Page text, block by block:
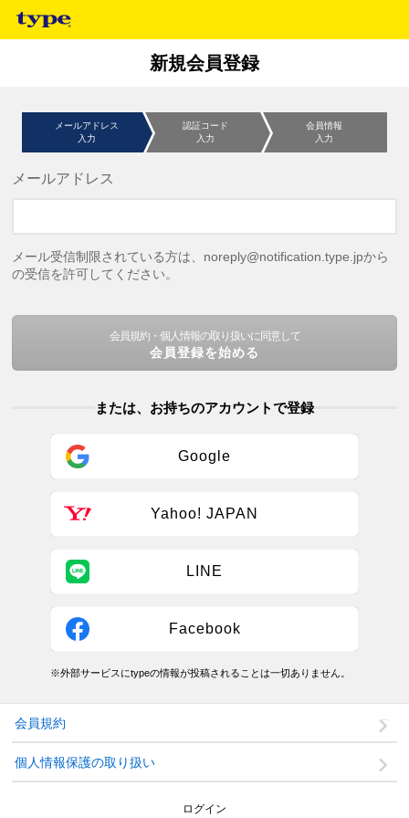
新規会員登録
メールアドレス
入力
認証コード
入力
会員情報
入力
メールアドレス
メール受信制限されている方は、noreply@notification.type.jpから
の受信を許可してください。
会員規約・個人情報の取り扱いに同意して
会員登録を始める
または、お持ちのアカウントで登録
Google
Yahoo! JAPAN
LINE
Facebook
※外部サービスにtypeの情報が投稿されることは一切ありません。
会員規約
個人情報保護の取り扱い
ログイン